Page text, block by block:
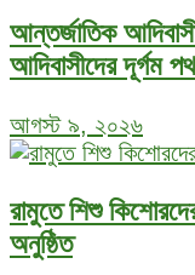
আন্তর্জাতিক
আদিবাসীদের দূর্গম
আগস্ট ৯, ২০২৬
রামুতে শিশু
অনুষ্ঠিত